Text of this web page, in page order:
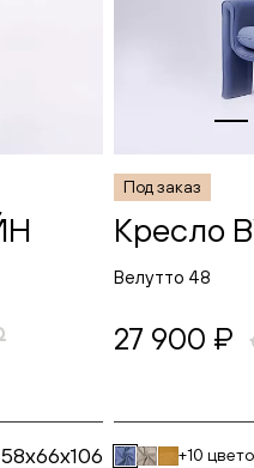
58x66x106
Кресло
Под заказ
Велутто 48
27 900 ₽
+10